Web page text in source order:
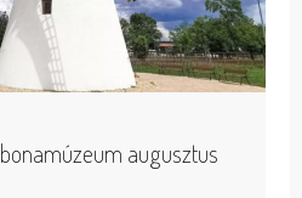
augusztus